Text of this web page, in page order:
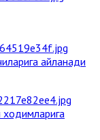
айланади